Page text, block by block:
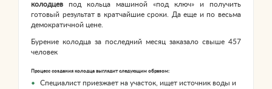
колодцев под кольца машиной «под ключ» и получить
готовый результат в кратчайшие сроки. Да еще и по весьма
демократичной цене.
Бурение колодца за последний месяц заказало свыше 457
человек
Процесс создания колодца выглядит следующим образом:
Специалист приезжает на участок, ищет источник воды и